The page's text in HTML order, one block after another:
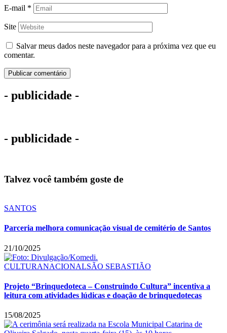
E-mail *
Site
Salvar meus dados neste navegador para a próxima vez que eu
comentar.
- publicidade -
- publicidade -
Talvez você também goste de
SANTOS
Parceria melhora comunicação visual de cemitério de Santos
21/10/2025
CULTURANACIONALSÃO SEBASTIÃO
Projeto “Brinquedoteca – Construindo Cultura” incentiva a
leitura com atividades lúdicas e doação de brinquedotecas
15/08/2025